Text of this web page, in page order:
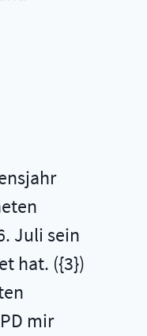
Juli sein
hat. ({3})
mir